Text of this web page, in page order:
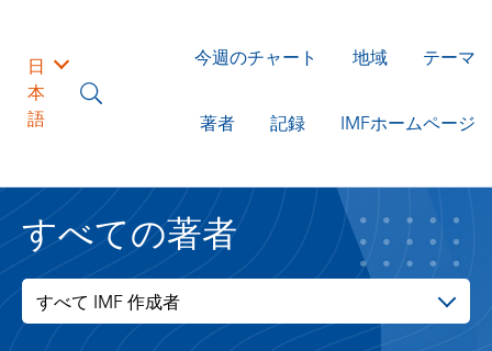
日
本
語
今週のチャート 地域 テーマ
著者 記録 IMFホームページ
すべての著者
すべて IMF 作成者